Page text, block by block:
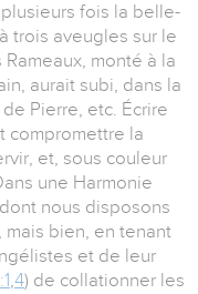
fois la belle-
trois aveugles sur le
monté à la
aurait subi, dans la
Pierre, etc. Écrire
compromettre la
et, sous couleur
une Harmonie
nous disposons
bien, en tenant
et de leur
,4) de collationner les